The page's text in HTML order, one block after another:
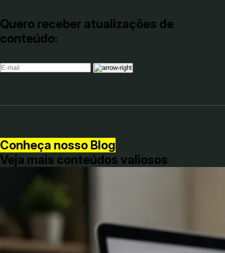
Quero receber atualizações de
conteúdo:
Conheça nosso Blog
Veja mais conteúdos valiosos